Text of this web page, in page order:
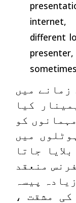
different
زمانے میں
کیا
کو
میں
جاتا
منعقد
پیسہ
مشقت ،